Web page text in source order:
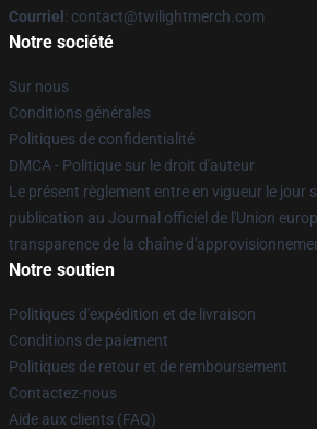
Courriel : contact@twilightmerch.com
Notre société
Sur nous
Conditions générales
Politiques de confidentialité
DMCA - Politique sur le droit d'auteur
Le présent règlement entre en vigueur le jour
publication au Journal officiel de l'Union
transparence de la chaîne
Notre soutien
Politiques d'expédition et de livraison
Conditions de paiement
Politiques de retour et de remboursement
Contactez-nous
Aide aux clients (FAQ)